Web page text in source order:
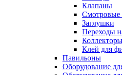
Клапаны
Смотровые
Заглушки
Переходы
Коллекторы
Клей для
Павильоны
Оборудование